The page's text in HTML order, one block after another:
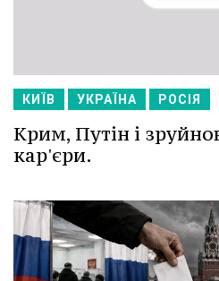
КИЇВ УКРАЇНА РОСІЯ
Крим, Путін і
кар'єри.